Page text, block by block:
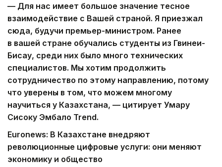
— Для нас имеет большое значение тесное
взаимодействие с Вашей страной. Я приезжал
сюда, будучи премьер-министром. Ранее
в вашей стране обучались студенты из Гвинеи-
Бисау, среди них было много технических
специалистов. Мы хотим продолжить
сотрудничество по этому направлению, потому
что уверены в том, что можем многому
научиться у Казахстана, — цитирует Умару
Сисоку Эмбало Trend.
Euronews: В Казахстане внедряют
революционные цифровые услуги: они меняют
экономику и общество